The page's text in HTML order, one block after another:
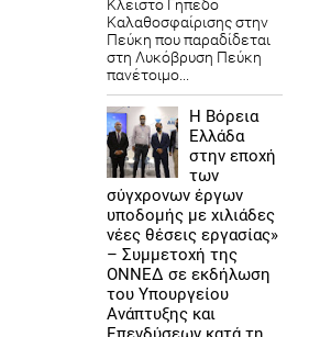
Κλειστό Γήπεδο
Καλαθοσφαίρισης στην
Πεύκη που παραδίδεται
στη Λυκόβρυση Πεύκη
πανέτοιμο...
Η Βόρεια
Ελλάδα
στην εποχή
των
σύγχρονων έργων
υποδομής με χιλιάδες
νέες θέσεις εργασίας»
– Συμμετοχή της
ΟΝΝΕΔ σε εκδήλωση
του Υπουργείου
Ανάπτυξης και